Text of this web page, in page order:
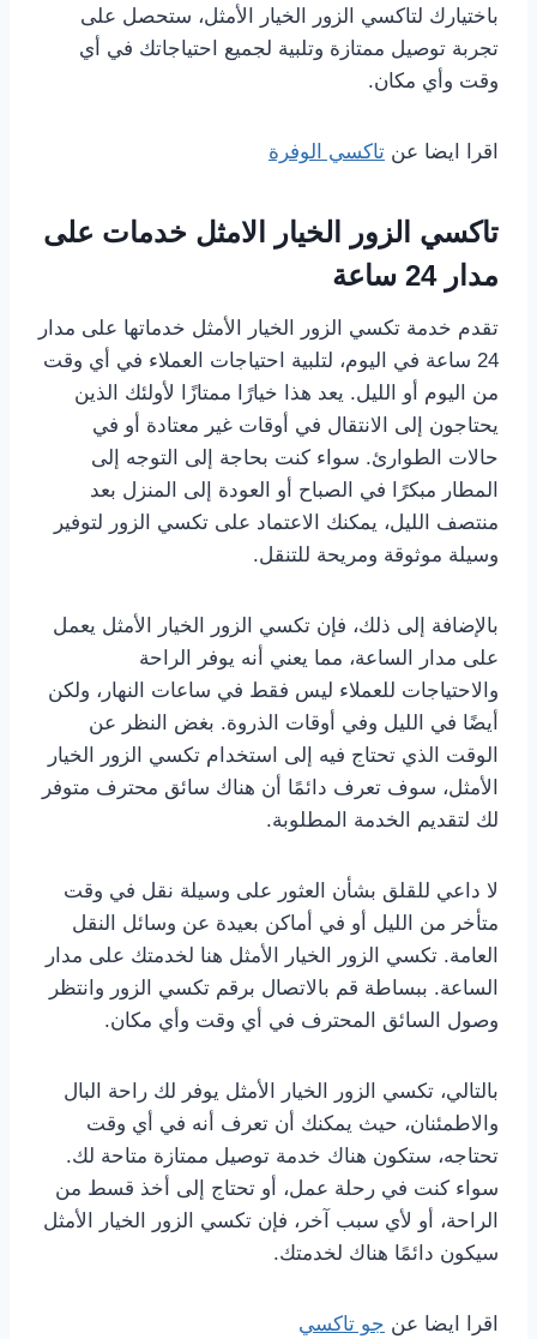
باختيارك لتاكسي الزور الخيار الأمثل، ستحصل على
تجربة توصيل ممتازة وتلبية لجميع احتياجاتك في أي
وقت وأي مكان.
اقرا ايضا عن تاكسي الوفرة
تاكسي الزور الخيار الامثل خدمات على
مدار 24 ساعة
تقدم خدمة تكسي الزور الخيار الأمثل خدماتها على مدار
24 ساعة في اليوم، لتلبية احتياجات العملاء في أي وقت
من اليوم أو الليل. يعد هذا خيارًا ممتازًا لأولئك الذين
يحتاجون إلى الانتقال في أوقات غير معتادة أو في
حالات الطوارئ. سواء كنت بحاجة إلى التوجه إلى
المطار مبكرًا في الصباح أو العودة إلى المنزل بعد
منتصف الليل، يمكنك الاعتماد على تكسي الزور لتوفير
وسيلة موثوقة ومريحة للتنقل.
بالإضافة إلى ذلك، فإن تكسي الزور الخيار الأمثل يعمل
على مدار الساعة، مما يعني أنه يوفر الراحة
والاحتياجات للعملاء ليس فقط في ساعات النهار، ولكن
أيضًا في الليل وفي أوقات الذروة. بغض النظر عن
الوقت الذي تحتاج فيه إلى استخدام تكسي الزور الخيار
الأمثل، سوف تعرف دائمًا أن هناك سائق محترف متوفر
لك لتقديم الخدمة المطلوبة.
لا داعي للقلق بشأن العثور على وسيلة نقل في وقت
متأخر من الليل أو في أماكن بعيدة عن وسائل النقل
العامة. تكسي الزور الخيار الأمثل هنا لخدمتك على مدار
الساعة. ببساطة قم بالاتصال برقم تكسي الزور وانتظر
وصول السائق المحترف في أي وقت وأي مكان.
بالتالي، تكسي الزور الخيار الأمثل يوفر لك راحة البال
والاطمئنان، حيث يمكنك أن تعرف أنه في أي وقت
تحتاجه، ستكون هناك خدمة توصيل ممتازة متاحة لك.
سواء كنت في رحلة عمل، أو تحتاج إلى أخذ قسط من
الراحة، أو لأي سبب آخر، فإن تكسي الزور الخيار الأمثل
سيكون دائمًا هناك لخدمتك.
اقرا ايضا عن جو تاكسي